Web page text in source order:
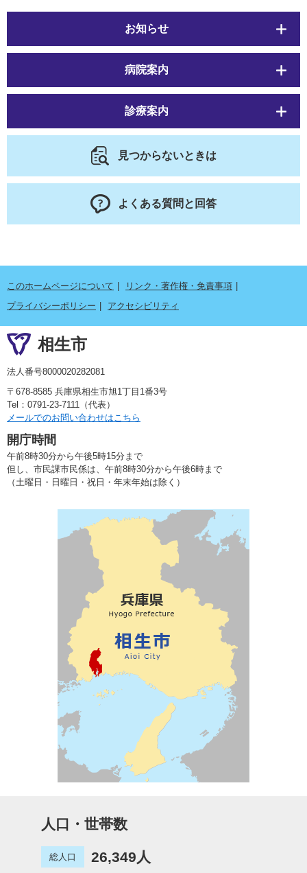
お知らせ
病院案内
診療案内
見つからないときは
よくある質問と回答
このホームページについて
リンク・著作権・免責事項
プライバシーポリシー
アクセシビリティ
相生市
法人番号8000020282081
〒678-8585 兵庫県相生市旭1丁目1番3号
Tel：0791-23-7111（代表）
メールでのお問い合わせはこちら
開庁時間
午前8時30分から午後5時15分まで
但し、市民課市民係は、午前8時30分から午後6時まで
（土曜日・日曜日・祝日・年末年始は除く）
人口・世帯数
総人口 26,349人